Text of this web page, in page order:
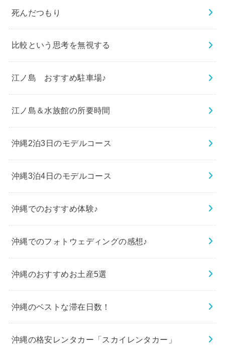
死んだつもり
比較という思考を無視する
江ノ島 おすすめ駐車場♪
江ノ島＆水族館の所要時間
沖縄2泊3日のモデルコース
沖縄3泊4日のモデルコース
沖縄でのおすすめ体験♪
沖縄でのフォトウェディングの感想♪
沖縄のおすすめお土産5選
沖縄のベストな滞在日数！
沖縄の格安レンタカー「スカイレンタカー」